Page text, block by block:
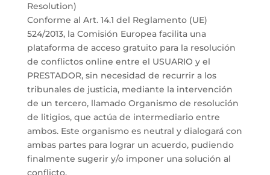
Resolution)
Conforme al Art. 14.1 del Reglamento (UE)
524/2013, la Comisión Europea facilita una
plataforma de acceso gratuito para la resolución
de conflictos online entre el USUARIO y el
PRESTADOR, sin necesidad de recurrir a los
tribunales de justicia, mediante la intervención
de un tercero, llamado Organismo de resolución
de litigios, que actúa de intermediario entre
ambos. Este organismo es neutral y dialogará con
ambas partes para lograr un acuerdo, pudiendo
finalmente sugerir y/o imponer una solución al
conflicto.